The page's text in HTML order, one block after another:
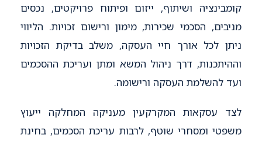
קומבינציה ושיתוף, ייזום ופיתוח פרויקטים, נכסים
מניבים, הסכמי שכירות, מימון ורישום זכויות. הליווי
ניתן לכל אורך חיי העסקה, משלב בדיקת הזכויות
וההיתכנות, דרך ניהול המשא ומתן ועריכת ההסכמים
ועד להשלמת העסקה ורישומה.
לצד עסקאות המקרקעין מעניקה המחלקה ייעוץ
משפטי ומסחרי שוטף, לרבות עריכת הסכמים, בחינת